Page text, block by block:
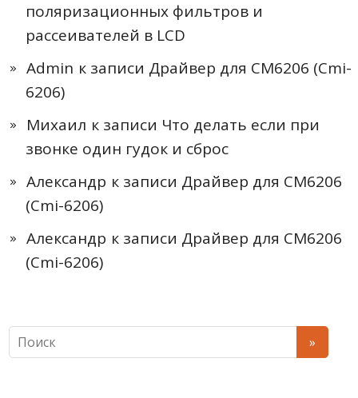
поляризационных фильтров и
рассеивателей в LCD
Admin к записи Драйвер для CM6206 (Cmi-
6206)
Михаил к записи Что делать если при
звонке один гудок и сброс
Александр к записи Драйвер для CM6206
(Cmi-6206)
Александр к записи Драйвер для CM6206
(Cmi-6206)